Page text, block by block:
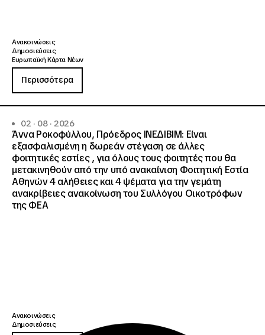
Ανακοινώσεις
Δημοσιεύσεις
Ευρωπαϊκή Κάρτα Νέων
Περισσότερα
02 · 08 · 2026
Άννα Ροκοφύλλου, Πρόεδρος ΙΝΕΔΙΒΙΜ: Είναι
εξασφαλισμένη η δωρεάν στέγαση σε άλλες
φοιτητικές εστίες , για όλους τους φοιτητές που θα
μετακινηθούν από την υπό ανακαίνιση Φοιτητική Εστία
Αθηνών 4 αλήθειες και 4 ψέματα για την γεμάτη
ανακρίβειες ανακοίνωση του Συλλόγου Οικοτρόφων
της ΦΕΑ
Ανακοινώσεις
Δημοσιεύσεις